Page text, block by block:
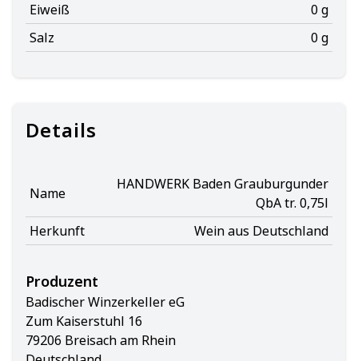
Eiweiß
0 g
Salz
0 g
Details
Name
HANDWERK Baden Grauburgunder
QbA tr. 0,75l
Herkunft
Wein aus Deutschland
Produzent
Badischer Winzerkeller eG
Zum Kaiserstuhl 16
79206 Breisach am Rhein